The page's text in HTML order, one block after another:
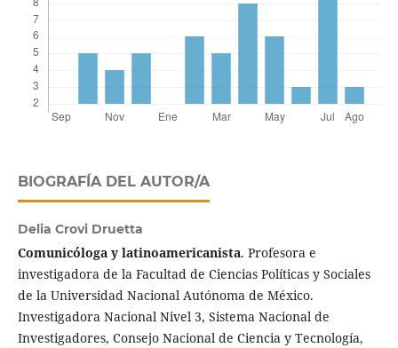
BIOGRAFÍA DEL AUTOR/A
Delia Crovi Druetta
Comunicóloga y latinoamericanista. Profesora e
investigadora de la Facultad de Ciencias Políticas y Sociales
de la Universidad Nacional Autónoma de México.
Investigadora Nacional Nivel 3, Sistema Nacional de
Investigadores, Consejo Nacional de Ciencia y Tecnología,